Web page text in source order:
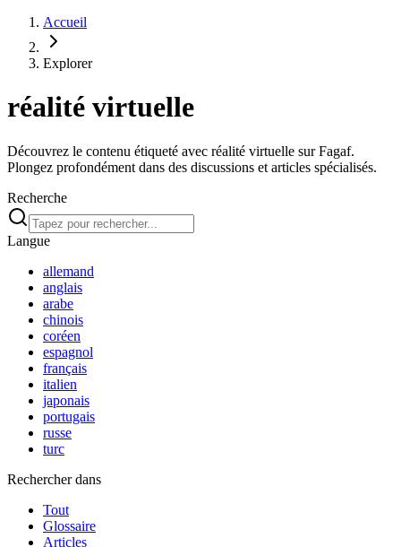
Accueil
Explorer
réalité virtuelle
Découvrez le contenu étiqueté avec réalité virtuelle sur Fagaf.
Plongez profondément dans des discussions et articles spécialisés.
Recherche
Langue
allemand
anglais
arabe
chinois
coréen
espagnol
français
italien
japonais
portugais
russe
turc
Rechercher dans
Tout
Glossaire
Articles